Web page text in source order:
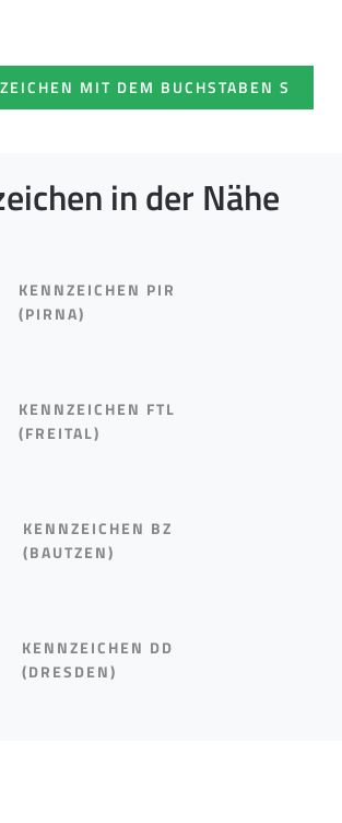
MIT DEM BUCHSTABEN S
in der Nähe
KENNZEICHEN PIR
(PIRNA)
KENNZEICHEN FTL
(FREITAL)
KENNZEICHEN BZ
(BAUTZEN)
KENNZEICHEN DD
(DRESDEN)